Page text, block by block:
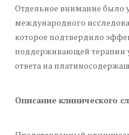
Отдельное внимание было
международного
которое подтвердило
поддерживающей терапии
ответа на
Описание клинического